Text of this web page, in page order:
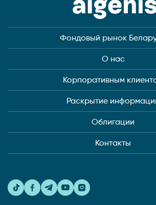
Фондовый рынок
О нас
Корпоративным
Раскрытие
Облигации
Контакты